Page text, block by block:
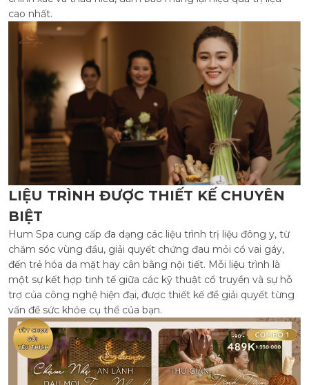
cao nhất.
LIỆU TRÌNH ĐƯỢC THIẾT KẾ CHUYÊN
BIỆT
Hum Spa cung cấp đa dạng các liệu trình trị liệu đông y, từ
chăm sóc vùng đầu, giải quyết chứng đau mỏi cổ vai gáy,
đến trẻ hóa da mặt hay cân bằng nội tiết. Mỗi liệu trình là
một sự kết hợp tinh tế giữa các kỹ thuật cổ truyền và sự hỗ
trợ của công nghệ hiện đại, được thiết kế để giải quyết từng
vấn đề sức khỏe cụ thể của bạn.